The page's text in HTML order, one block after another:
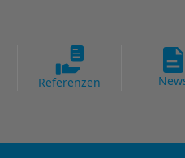
Referenzen